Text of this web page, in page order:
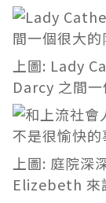
上圖: Lady
Darcy 之間
上圖: 庭院深
Elizebeth 來